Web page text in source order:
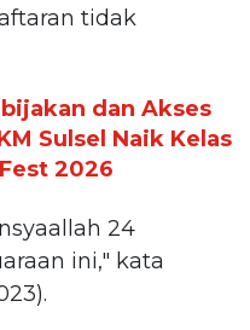
tidak
dan Akses
Sulsel Naik Kelas
2026
24
ini," kata